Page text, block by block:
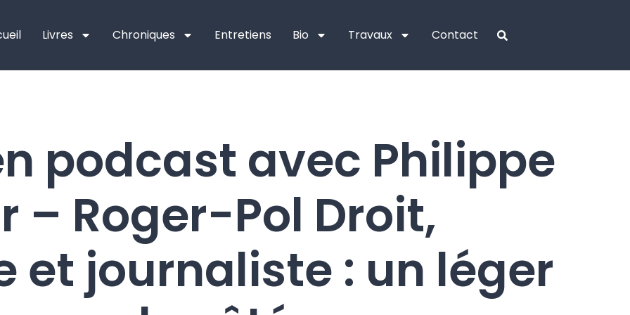
Livres Chroniques Entretiens Bio Travaux Contact
podcast avec Philippe
– Roger-Pol Droit,
et journaliste : un léger